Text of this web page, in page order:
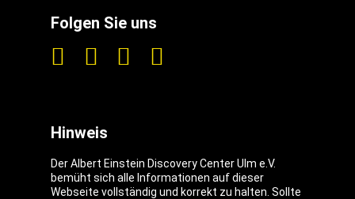
Folgen Sie uns
Hinweis
Der Albert Einstein Discovery Center Ulm e.V.
bemüht sich alle Informationen auf dieser
Webseite vollständig und korrekt zu halten. Sollte